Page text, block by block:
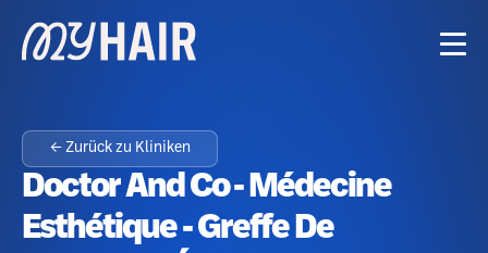
← Zurück zu Kliniken
Doctor And Co - Médecine
Esthétique - Greffe De